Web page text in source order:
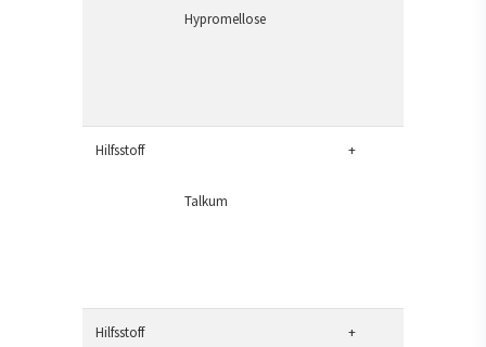
Hypromellose
Hilfsstoff
Talkum
+
Hilfsstoff +